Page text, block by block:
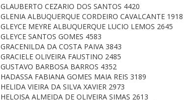
GLAUBERTO CEZARIO DOS SANTOS 4420
GLENIA ALBUQUERQUE CORDEIRO CAVALCANTE 1918
GLEYCE MEYRE ALBUQUERQUE LUCIO LEMOS 2645
GLEYCE SANTOS GOMES 4583
GRACENILDA DA COSTA PAIVA 3843
GRACIELE OLIVEIRA FAUSTINO 2485
GUSTAVO BARBOSA BARROS 4352
HADASSA FABIANA GOMES MAIA REIS 3189
HELIDA VIEIRA DA SILVA XAVIER 2973
HELOISA ALMEIDA DE OLIVEIRA SIMAS 2613